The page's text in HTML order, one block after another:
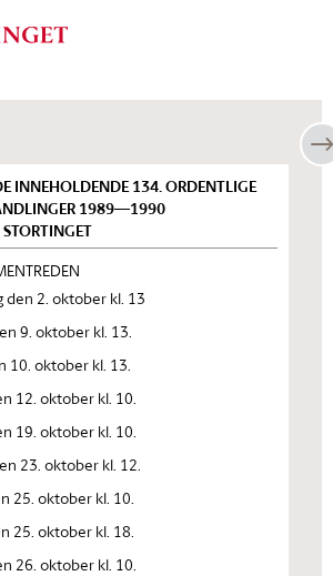
INNEHOLDENDE 134. ORDENTLIGE
1989—1990
den 2. oktober kl. 13
9. oktober kl. 13.
10. oktober kl. 13.
12. oktober kl. 10.
19. oktober kl. 10.
23. oktober kl. 12.
25. oktober kl. 10.
25. oktober kl. 18.
26. oktober kl. 10.